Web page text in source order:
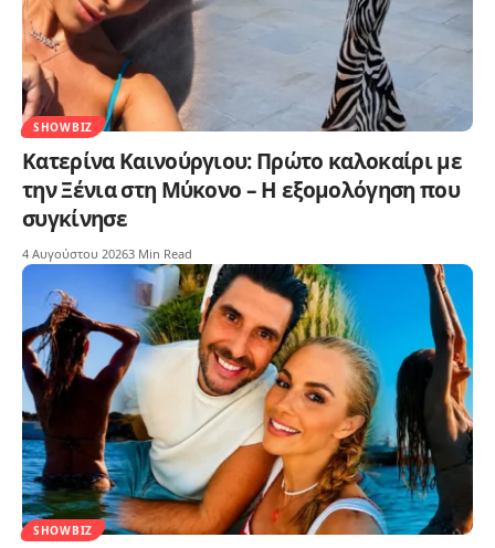
SHOWBIZ
Κατερίνα Καινούργιου: Πρώτο καλοκαίρι με
την Ξένια στη Μύκονο – Η εξομολόγηση που
συγκίνησε
4 Αυγούστου 20263 Min Read
SHOWBIZ